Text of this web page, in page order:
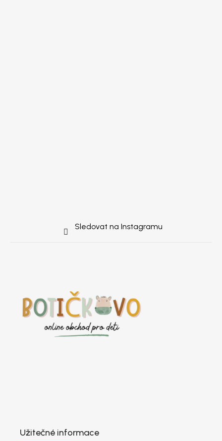
Sledovat na Instagramu
Užitečné informace